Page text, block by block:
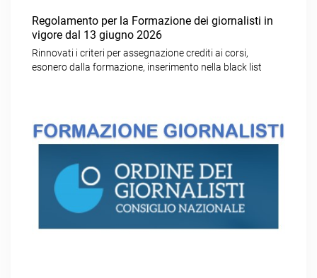
Regolamento per la Formazione dei giornalisti in
vigore dal 13 giugno 2026
Rinnovati i criteri per assegnazione crediti ai corsi,
esonero dalla formazione, inserimento nella black list